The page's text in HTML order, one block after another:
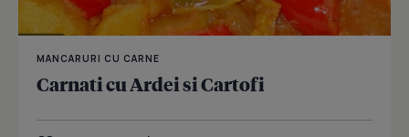
MANCARURI CU CARNE
Carnati cu Ardei si Cartofi